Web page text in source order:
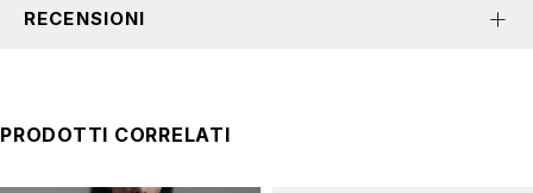
RECENSIONI
PRODOTTI CORRELATI